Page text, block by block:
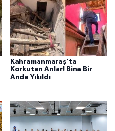
Kahramanmaraş’ta
Korkutan Anlar! Bina Bir
Anda Yıkıldı